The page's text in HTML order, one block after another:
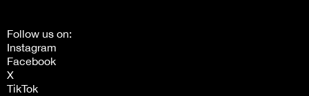
Follow us on:
Instagram
Facebook
X
TikTok